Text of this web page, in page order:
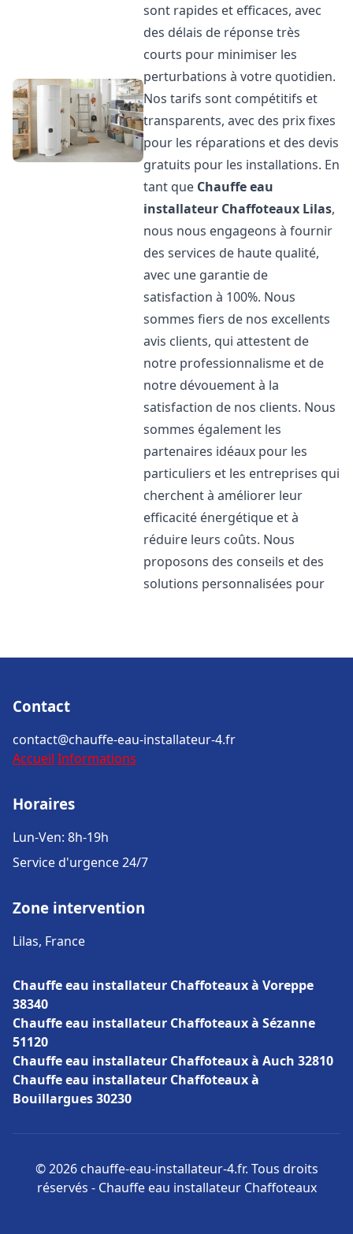
sont rapides et efficaces, avec
des délais de réponse très
courts pour minimiser les
perturbations à votre quotidien.
Nos tarifs sont compétitifs et
transparents, avec des prix fixes
pour les réparations et des devis
gratuits pour les installations. En
tant que Chauffe eau
installateur Chaffoteaux Lilas,
nous nous engageons à fournir
des services de haute qualité,
avec une garantie de
satisfaction à 100%. Nous
sommes fiers de nos excellents
avis clients, qui attestent de
notre professionnalisme et de
notre dévouement à la
satisfaction de nos clients. Nous
sommes également les
partenaires idéaux pour les
particuliers et les entreprises qui
cherchent à améliorer leur
efficacité énergétique et à
réduire leurs coûts. Nous
proposons des conseils et des
solutions personnalisées pour
Contact
contact@chauffe-eau-installateur-4.fr
Accueil Informations
Horaires
Lun-Ven: 8h-19h
Service d'urgence 24/7
Zone intervention
Lilas, France
Chauffe eau installateur Chaffoteaux à Voreppe
38340
Chauffe eau installateur Chaffoteaux à Sézanne
51120
Chauffe eau installateur Chaffoteaux à Auch 32810
Chauffe eau installateur Chaffoteaux à
Bouillargues 30230
© 2026 chauffe-eau-installateur-4.fr. Tous droits
réservés - Chauffe eau installateur Chaffoteaux